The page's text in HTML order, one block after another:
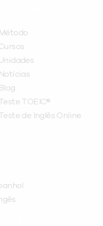
Método
Notícias
Blog
TOEIC®
de Inglês Online